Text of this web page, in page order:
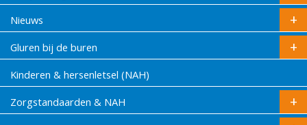
Nieuws
Gluren bij de buren
Kinderen & hersenletsel (NAH)
Zorgstandaarden & NAH